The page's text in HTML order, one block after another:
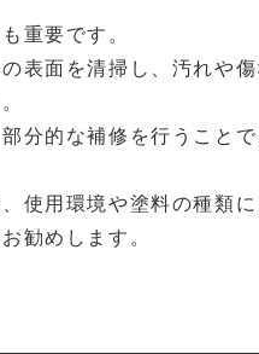
重要です。
表面を清掃し、汚れや
分的な補修を行うこと
使用環境や塗料の種類
勧めします。